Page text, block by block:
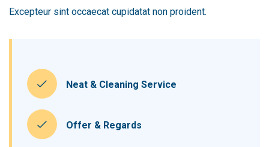
Excepteur sint occaecat cupidatat non proident.
Neat & Cleaning Service
Offer & Regards